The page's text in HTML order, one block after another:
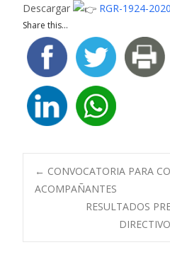
Descargar
RGR-1924-
Share this...
← CONVOCATORIA PARA
ACOMPAÑANTES
RESULTADOS